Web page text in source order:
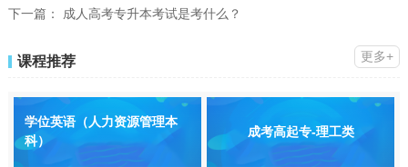
下一篇： 成人高考专升本考试是考什么？
课程推荐 更多+
学位英语（人力资源管理本
科）
成考高起专-理工类